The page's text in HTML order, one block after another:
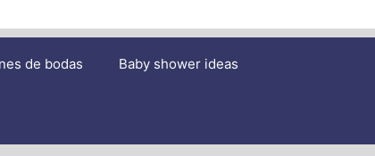
de bodas Baby shower ideas